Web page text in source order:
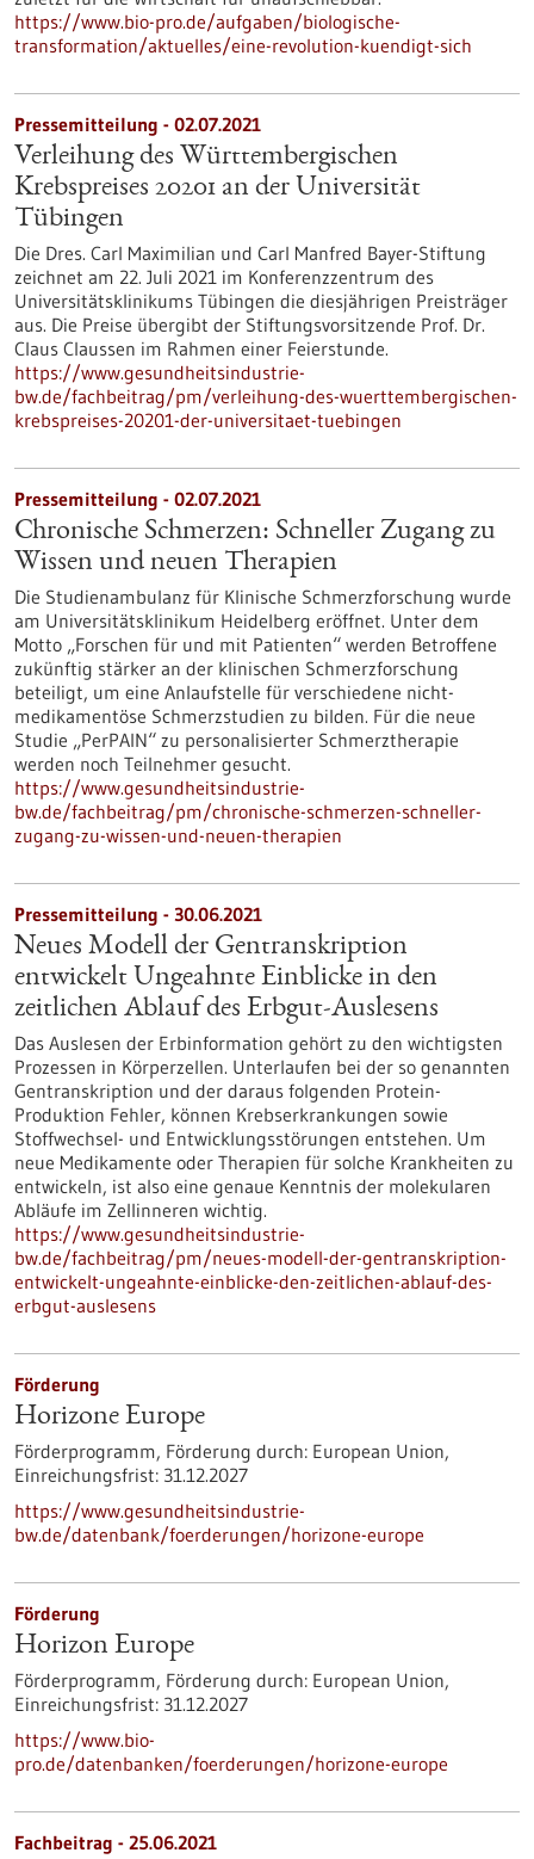
https://www.bio-pro.de/aufgaben/biologische-
transformation/aktuelles/eine-revolution-kuendigt-sich
Pressemitteilung - 02.07.2021
Verleihung des Württembergischen
Krebspreises 20201 an der Universität
Tübingen
Die Dres. Carl Maximilian und Carl Manfred Bayer-Stiftung
zeichnet am 22. Juli 2021 im Konferenzzentrum des
Universitätsklinikums Tübingen die diesjährigen Preisträger
aus. Die Preise übergibt der Stiftungsvorsitzende Prof. Dr.
Claus Claussen im Rahmen einer Feierstunde.
https://www.gesundheitsindustrie-
bw.de/fachbeitrag/pm/verleihung-des-wuerttembergischen-
krebspreises-20201-der-universitaet-tuebingen
Pressemitteilung - 02.07.2021
Chronische Schmerzen: Schneller Zugang zu
Wissen und neuen Therapien
Die Studienambulanz für Klinische Schmerzforschung wurde
am Universitätsklinikum Heidelberg eröffnet. Unter dem
Motto „Forschen für und mit Patienten“ werden Betroffene
zukünftig stärker an der klinischen Schmerzforschung
beteiligt, um eine Anlaufstelle für verschiedene nicht-
medikamentöse Schmerzstudien zu bilden. Für die neue
Studie „PerPAIN“ zu personalisierter Schmerztherapie
werden noch Teilnehmer gesucht.
https://www.gesundheitsindustrie-
bw.de/fachbeitrag/pm/chronische-schmerzen-schneller-
zugang-zu-wissen-und-neuen-therapien
Pressemitteilung - 30.06.2021
Neues Modell der Gentranskription
entwickelt Ungeahnte Einblicke in den
zeitlichen Ablauf des Erbgut-Auslesens
Das Auslesen der Erbinformation gehört zu den wichtigsten
Prozessen in Körperzellen. Unterlaufen bei der so genannten
Gentranskription und der daraus folgenden Protein-
Produktion Fehler, können Krebserkrankungen sowie
Stoffwechsel- und Entwicklungsstörungen entstehen. Um
neue Medikamente oder Therapien für solche Krankheiten zu
entwickeln, ist also eine genaue Kenntnis der molekularen
Abläufe im Zellinneren wichtig.
https://www.gesundheitsindustrie-
bw.de/fachbeitrag/pm/neues-modell-der-gentranskription-
entwickelt-ungeahnte-einblicke-den-zeitlichen-ablauf-des-
erbgut-auslesens
Förderung
Horizone Europe
Förderprogramm, Förderung durch: European Union,
Einreichungsfrist: 31.12.2027
https://www.gesundheitsindustrie-
bw.de/datenbank/foerderungen/horizone-europe
Förderung
Horizon Europe
Förderprogramm, Förderung durch: European Union,
Einreichungsfrist: 31.12.2027
https://www.bio-
pro.de/datenbanken/foerderungen/horizone-europe
Fachbeitrag - 25.06.2021